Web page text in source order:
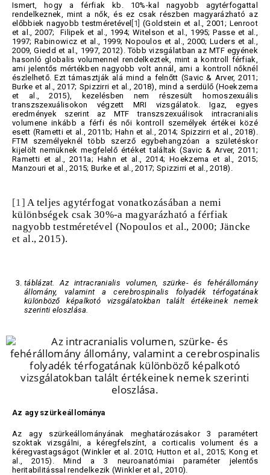
Ismert, hogy a férfiak kb. 10%-kal nagyobb agytérfogattal
rendelkeznek, mint a nők, és ez csak részben magyarázható az
előbbiek nagyobb testméretével [1]
(Goldstein et al., 2001; Lenroot
et al., 2007; Filipek et al., 1994; Witelson et al., 1995; Passe et al.,
1997; Rabinowicz et al., 1999; Nopoulos et al., 2000; Luders et al.,
2009, Giedd et al., 1997, 2012). Több vizsgálatban az MTF egyének
hasonló globalis volumennel rendelkeztek, mint a kontroll férfiak,
ami jelentős mértékben nagyobb volt annál, ami a kontroll nőknél
észlelhető. Ezt támasztják alá mind a felnőtt (Savic & Arver, 2011;
Burke et al., 2017; Spizzirri et al., 2018), mind a serdülő (Hoekzema
et al., 2015), kezelésben nem részesült homoszexuális
transzszexuálisokon végzett MRI vizsgálatok. Igaz, egyes
eredmények szerint az MTF transzszexuálisok intracranialis
volumene inkább a férfi és női kontroll személyek értékei közé
esett (Rametti et al., 2011b; Hahn et al., 2014; Spizzirri et al., 2018).
FTM személyeknél több szerző egybehangzóan a születéskor
kijelölt nemüknek megfelelő értéket találtak (Savic & Arver, 2011;
Rametti et al., 2011a; Hahn et al., 2014; Hoekzema et al., 2015;
Manzouri et al., 2015; Burke et al., 2017; Spizzirri et al., 2018).
[1] A teljes agytérfogat vonatkozásában a nemi
különbségek csak 30%-a magyarázható a férfiak
nagyobb testméretével (Nopoulos et al., 2000; Jäncke
et al., 2015).
táblázat. Az intracranialis volumen, szürke- és fehérállomány
állomány, valamint a cerebrospinalis folyadék térfogatának
különböző képalkotó vizsgálatokban talált értékeinek nemek
szerinti eloszlása.
Az agy szürkeállománya
Az agy szürkeállományának meghatározásakor 3 paramétert
szoktak vizsgálni, a kéregfelszínt, a corticalis volument és a
kéregvastagságot (Winkler et al. 2010; Hutton et al., 2015; Kong et
al., 2015). Mind a 3 neuroanatómiai paraméter jelentős
heritabilitással rendelkezik (Winkler et al., 2010).